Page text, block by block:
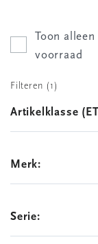
Toon alleen artikelen op
voorraad
Filteren (1)
Artikelklasse
Merk:
Serie: